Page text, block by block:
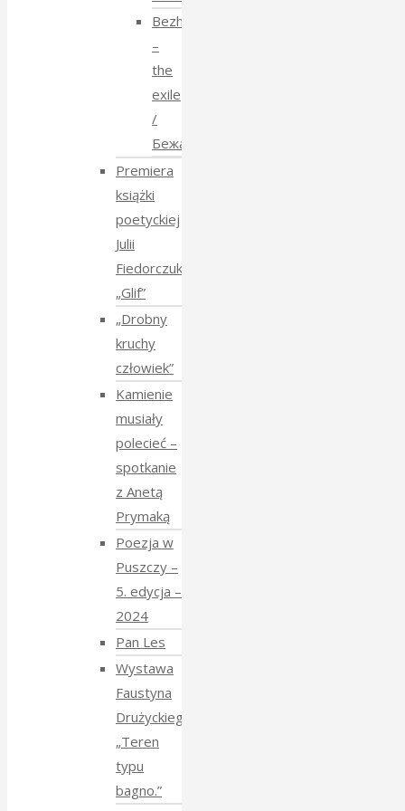
Bezhenstvo
–
the
exile
/
Бежанства
Premiera
książki
poetyckiej
Julii
Fiedorczuk
„Glif”
„Drobny
kruchy
człowiek”
Kamienie
musiały
polecieć –
spotkanie
z Anetą
Prymaką
Poezja w
Puszczy –
5. edycja –
2024
Pan Les
Wystawa
Faustyna
Drużyckiego
„Teren
typu
bagno.”